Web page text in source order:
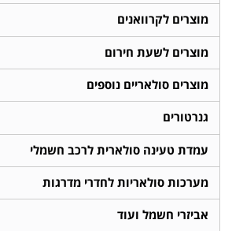
מוצרים לקרוואנים
מוצרים לשעת חירום
מוצרים סולאריים נוספים
גנרטורים
עמדת טעינה סולארית לרכב חשמלי
מערכות סולאריות לחדרי מדרגות
אביזרי חשמל ועוד